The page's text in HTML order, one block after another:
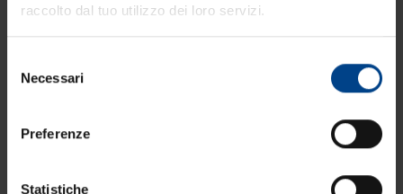
raccolto dal tuo utilizzo dei loro servizi.
delNecessari
Preferenze
Statistiche
delle sue 40 aziende distributrici, tutta una
gamma di prodotti che riguardano il comparto
In esclusiva per garantire a questi locali di poter
gastronomiche e di servizio. Per i prodotti
i buyer